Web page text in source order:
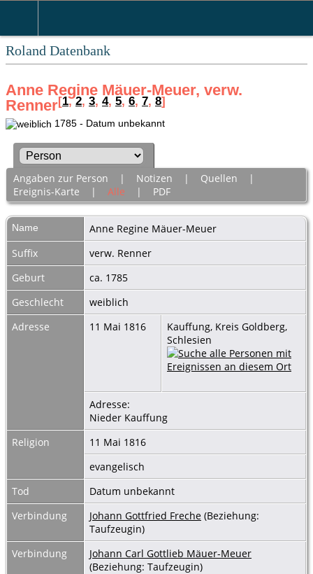
Roland Datenbank
Anne Regine Mäuer-Meuer, verw.
Renner[1,2, 3, 4, 5, 6, 7, 8]
1785 - Datum unbekannt
Angaben zur Person | Notizen | Quellen |
Ereignis-Karte | Alle | PDF
Name Anne Regine Mäuer-Meuer
Suffix
verw. Renner
Geburt
ca. 1785
Geschlecht
weiblich
Adresse
11 Mai 1816
Kauffung, Kreis Goldberg,
Schlesien
Adresse:
Nieder Kauffung
Religion
11 Mai 1816
evangelisch
Tod
Datum unbekannt
Verbindung
Johann Gottfried Freche (Beziehung:
Taufzeugin)
Verbindung
Johann Carl Gottlieb Mäuer-Meuer
(Beziehung: Taufzeugin)